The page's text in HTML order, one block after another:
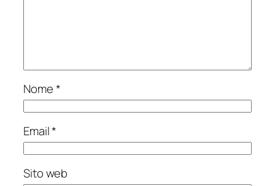
Nome*
Email*
Sito web